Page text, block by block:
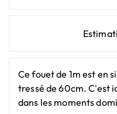
Ce fouet de 1m est en
tressé de 60cm. C'est
dans les moments